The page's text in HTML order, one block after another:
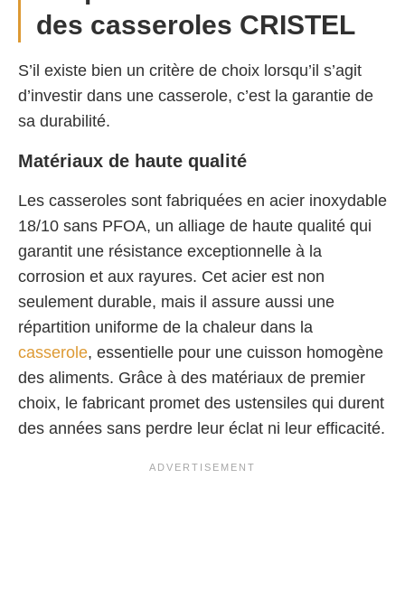
des casseroles CRISTEL
S’il existe bien un critère de choix lorsqu’il s’agit
d’investir dans une casserole, c’est la garantie de
sa durabilité.
Matériaux de haute qualité
Les casseroles sont fabriquées en acier inoxydable
18/10 sans PFOA, un alliage de haute qualité qui
garantit une résistance exceptionnelle à la
corrosion et aux rayures. Cet acier est non
seulement durable, mais il assure aussi une
répartition uniforme de la chaleur dans la
casserole, essentielle pour une cuisson homogène
des aliments. Grâce à des matériaux de premier
choix, le fabricant promet des ustensiles qui durent
des années sans perdre leur éclat ni leur efficacité.